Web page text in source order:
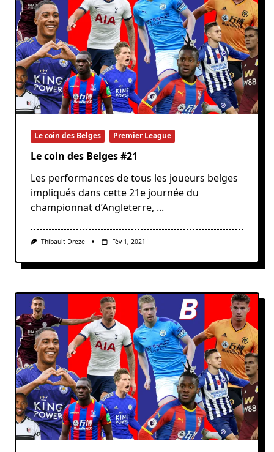
Le coin des Belges Premier League
Le coin des Belges #21
Les performances de tous les joueurs belges
impliqués dans cette 21e journée du
championnat d’Angleterre, ...
Thibault Dreze Fév 1, 2021